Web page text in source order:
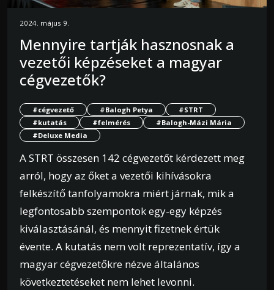
2024. május 9.
Mennyire tartják hasznosnak a
vezetői képzéseket a magyar
cégvezetők?
#cégvezető #Balogh Petya
#STRT
#kutatás
#felmérés
#Balogh-Mázi Mária
#Deluxe Media
A STRT összesen 142 cégvezetőt kérdezett meg
arról, hogy az őket a vezetői kihívásokra
felkészítő tanfolyamokra miért járnak, mik a
legfontosabb szempontok egy-egy képzés
kiválasztásánál, és mennyit fizetnek értük
évente. A kutatás nem volt reprezentatív, így a
magyar cégvezetőkre nézve általános
következtetéseket nem lehet levonni.